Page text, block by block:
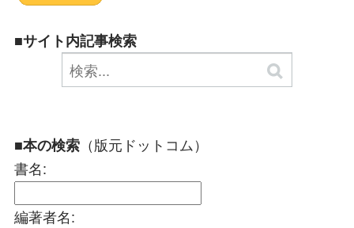
■サイト内記事検索
■本の検索 （版元ドットコム）
書名:
編著者名: